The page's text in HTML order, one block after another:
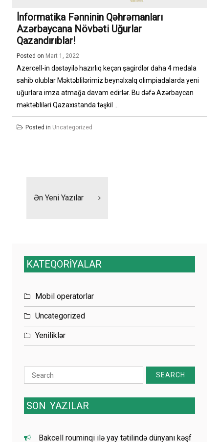
İnformatika Fənninin Qəhrəmanları
Azərbaycana Növbəti Uğurlar
Qazandırıblar!
Posted on Mart 1, 2022
Azercell-in dəstəyilə hazırlıq keçən şagirdlər daha 4 medala
sahib olublar Məktəblilərimiz beynəlxalq olimpiadalarda yeni
uğurlara imza atmağa davam edirlər. Bu dəfə Azərbaycan
məktəbliləri Qazaxıstanda təşkil ...
Posted in Uncategorized
Ən Yeni Yazılar
KATEQORİYALAR
Mobil operatorlar
Uncategorized
Yeniliklər
Search
for:
SON YAZILAR
Bakcell rouminqi ilə yay tətilində dünyanı kəşf